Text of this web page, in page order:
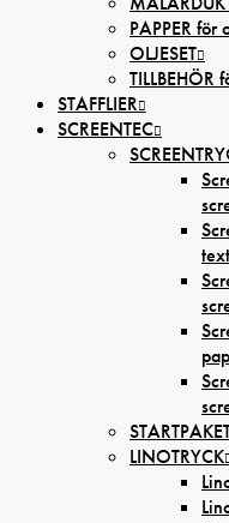
PAPPER för
OLJESET
TILLBEHÖR
STAFFLIER
SCREENTEC
LINOTRYCK